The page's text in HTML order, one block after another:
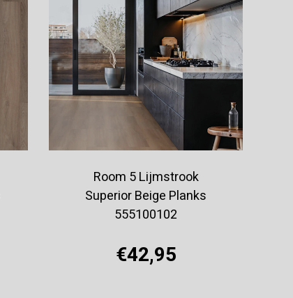
Room 5 Lijmstrook
Superior Beige Planks
555100102
€42,95